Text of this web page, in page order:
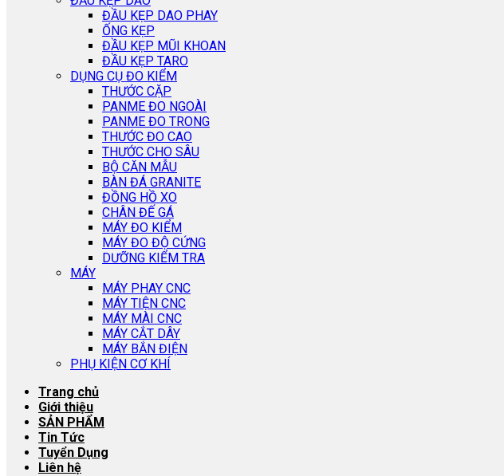
ĐẦU KẸP DAO PHAY
ỐNG KẸP
ĐẦU KẸP MŨI KHOAN
ĐẦU KẸP TARO
DỤNG CỤ ĐO KIỂM
THƯỚC CẶP
PANME ĐO NGOÀI
PANME ĐO TRONG
THƯỚC ĐO CAO
THƯỚC CHO SÂU
BỘ CĂN MẪU
BÀN ĐÁ GRANITE
ĐỒNG HỒ XO
CHÂN ĐẾ GÁ
MÁY ĐO KIỂM
MÁY ĐO ĐỘ CỨNG
DƯỠNG KIỂM TRA
MÁY
MÁY PHAY CNC
MÁY TIỆN CNC
MÁY MÀI CNC
MÁY CẮT DÂY
MÁY BẮN ĐIỆN
PHỤ KIỆN CƠ KHÍ
Trang chủ
Giới thiệu
SẢN PHẨM
Tin Tức
Tuyển Dụng
Liên hệ